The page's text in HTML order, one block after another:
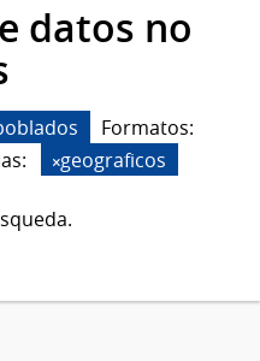
datos no
Formatos:
geograficos